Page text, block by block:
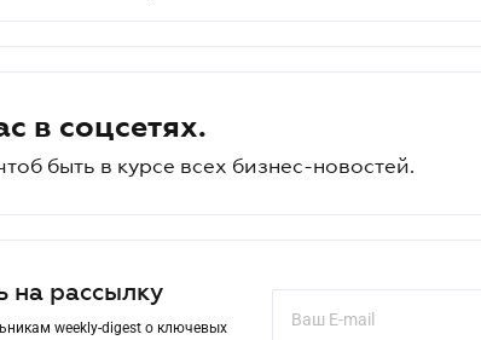
в соцсетях.
быть в курсе всех бизнес-новостей.
на рассылку
weekly-digest о ключевых